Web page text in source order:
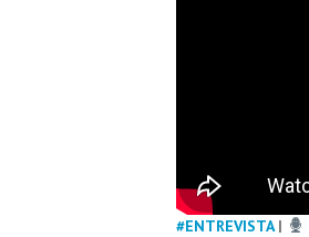
#ENTREVISTA|